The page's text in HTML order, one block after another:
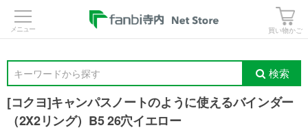
買い物かご
キーワードから探す 検索
[コクヨ]キャンパスノートのように使えるバインダー
（2X2リング）B5 26穴イエロー